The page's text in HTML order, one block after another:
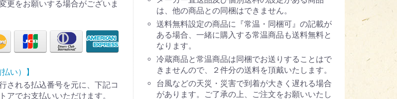
更をお願いする場合がございま
い）】
される払込番号を元に、下記コ
アでお支払いいただけます。
は、他の商品との同梱はできません。
送料無料設定の商品に『常温・同梱可』の記載が
ある場合、一緒に購入する常温商品も送料無料と
なります。
冷蔵商品と常温商品は同梱でお送りすることはで
きませんので、２件分の送料を頂戴いたします。
台風などの天災・災害で到着が大きく遅れる場合
があります。ご了承の上、ご注文をお願いいたし